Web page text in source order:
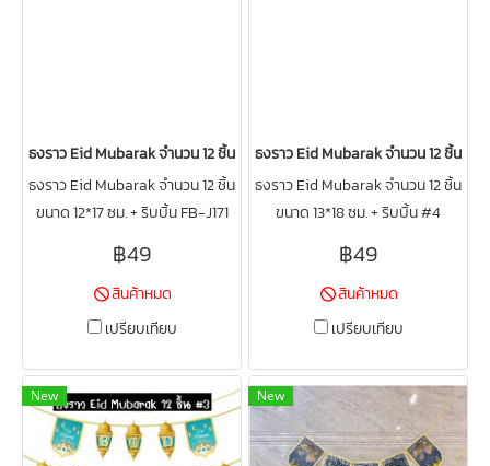
ธงราว Eid Mubarak จำนวน 12 ชิ้น ขนาด 12*17 ซม. + ริบบิ้น FB-J171
ธงราว Eid Mubarak จำนวน 12 ชิ้น
ขนาด 12*17 ซม. + ริบบิ้น FB-J171
฿49
สินค้าหมด
เปรียบเทียบ
ธงราว Eid Mubarak จำนวน 12 ชิ้น ขน
ธงราว Eid Mubarak จำนวน 12 ชิ้น
ขนาด 13*18 ซม. + ริบบิ้น #4
฿49
สินค้าหมด
เปรียบเทียบ
New New